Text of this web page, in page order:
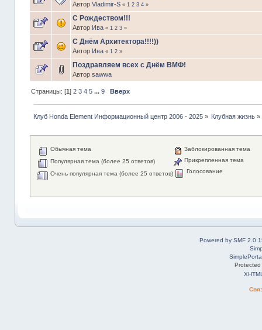
Автор Vladimir-S « 1 2 3 4»
С Рождеством!!!
Автор Ива « 1 2 3»
С Днём Архитектора!!!!))
Автор Ива « 1 2»
Поздравляем всех с Днём ВМФ!
Автор sawwa
Страницы: [1] 2 3 4 5 ... 9 Вверх
Клуб Honda Element Информационный центр 2006 - 2025» Клубная жизнь »
Обычная тема
Популярная тема (более 25 ответов)
Очень популярная тема (более 25 ответов)
Заблокированная тема
Прикрепленная тема
Голосование
Powered by SMF